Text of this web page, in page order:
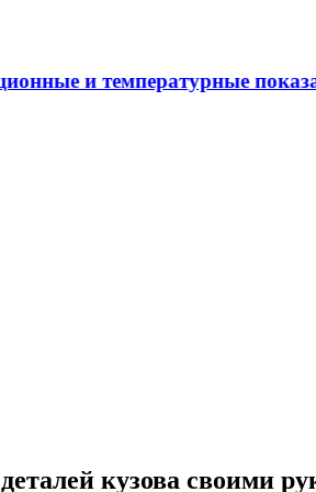
и температурные показатели
кузова своими